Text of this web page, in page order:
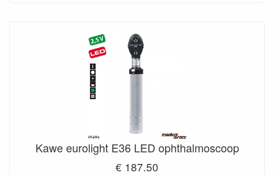
Kawe eurolight E36 LED ophthalmoscoop
€ 187.50